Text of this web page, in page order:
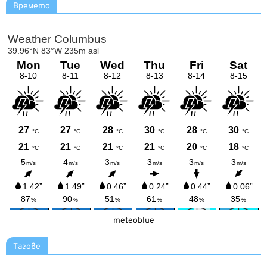
Времето
meteoblue
Тагове